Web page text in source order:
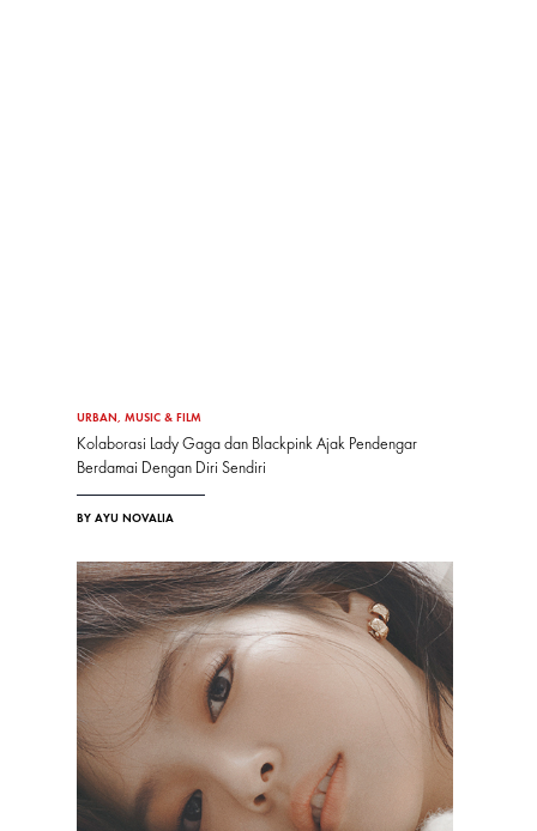
URBAN, MUSIC & FILM
Kolaborasi Lady Gaga dan Blackpink Ajak Pendengar
Berdamai Dengan Diri Sendiri
BY AYU NOVALIA